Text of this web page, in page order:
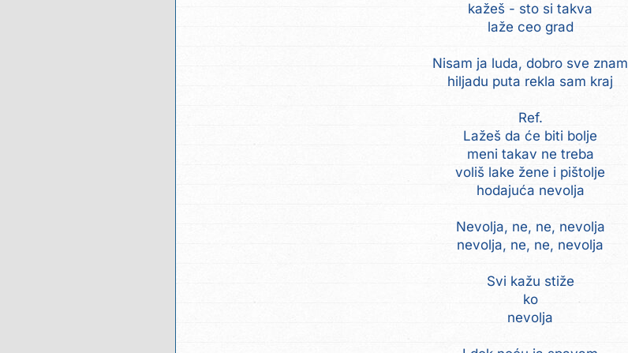
kažeš - sto si takva
laže ceo grad
Nisam ja luda, dobro sve znam
hiljadu puta rekla sam kraj
Ref.
Lažeš da će biti bolje
meni takav ne treba
voliš lake žene i pištolje
hodajuća nevolja
Nevolja, ne, ne, nevolja
nevolja, ne, ne, nevolja
Svi kažu stiže
ko
nevolja